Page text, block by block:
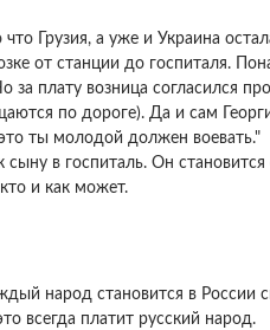
Грузия, а уже и Украина
от станции до госпиталя.
плату возница согласился
по дороге). Да и сам
ты молодой должен воевать."
сыну в госпиталь. Он
и как может.
народ становится в России
всегда платит русский народ.